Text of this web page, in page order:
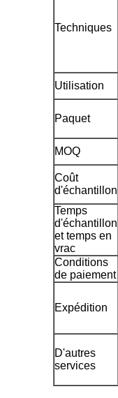
Techniques
Utilisation
Paquet
MOQ
Coût
d'échantillon
Temps
d'échantillon
et temps en
vrac
Conditions
de paiement
Expédition
D'autres
services